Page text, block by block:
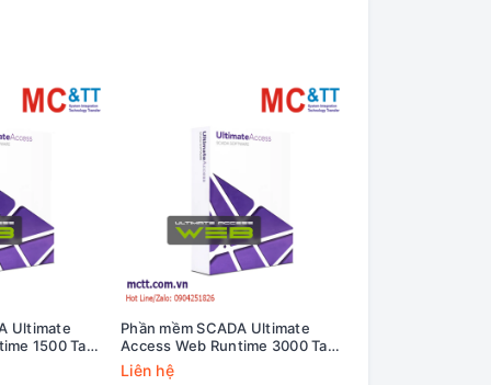
Ultimate
1500 Tags
RS
Phần mềm SCADA Ultimate
Access Web Runtime 3000 Tags
Cimon UA02-3000/RS
Liên hệ